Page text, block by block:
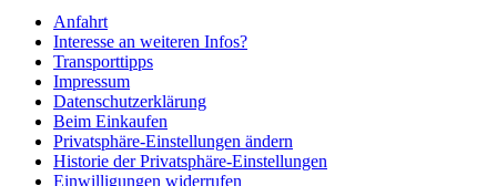
Anfahrt
Interesse an weiteren Infos?
Transporttipps
Impressum
Datenschutzerklärung
Beim Einkaufen
Privatsphäre-Einstellungen ändern
Historie der Privatsphäre-Einstellungen
Einwilligungen widerrufen